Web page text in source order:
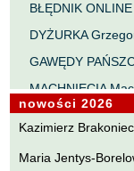
Biernacka Alina
Bieszczad Maciej
Bigoszewska
Bitner Dariusz
Błahy Jarosław
BŁĘDNIK
DYŻURKA
GAWĘDY
MACHNIĘCIA
nowości 2026
Kazimierz
Maria Jentys-